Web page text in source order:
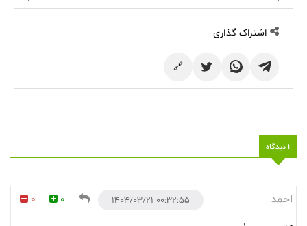
اشتراک گذاری
🔗
1 دیدگاه
احمد 0
0 ۰۰:۳۲:۵۵ ۱۴۰۴/۰۳/۲۱